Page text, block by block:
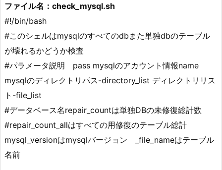
ファイル名：check_mysql.sh
#!/bin/bash
#このシェルはmysqlのすべてのdbまた単独dbのテーブル
が壊れるかどうか検査
#パラメータ説明 pass mysqlのアカウント情報name
mysqlのディレクトリパス-directory_list ディレクトリリス
ト-file_list
#データベース名repair_countは単独DBの未修復総計数
#repair_count_allはすべての用修復のテーブル総計
mysql_versionはmysqlバージョン _file_nameはテーブル
名前